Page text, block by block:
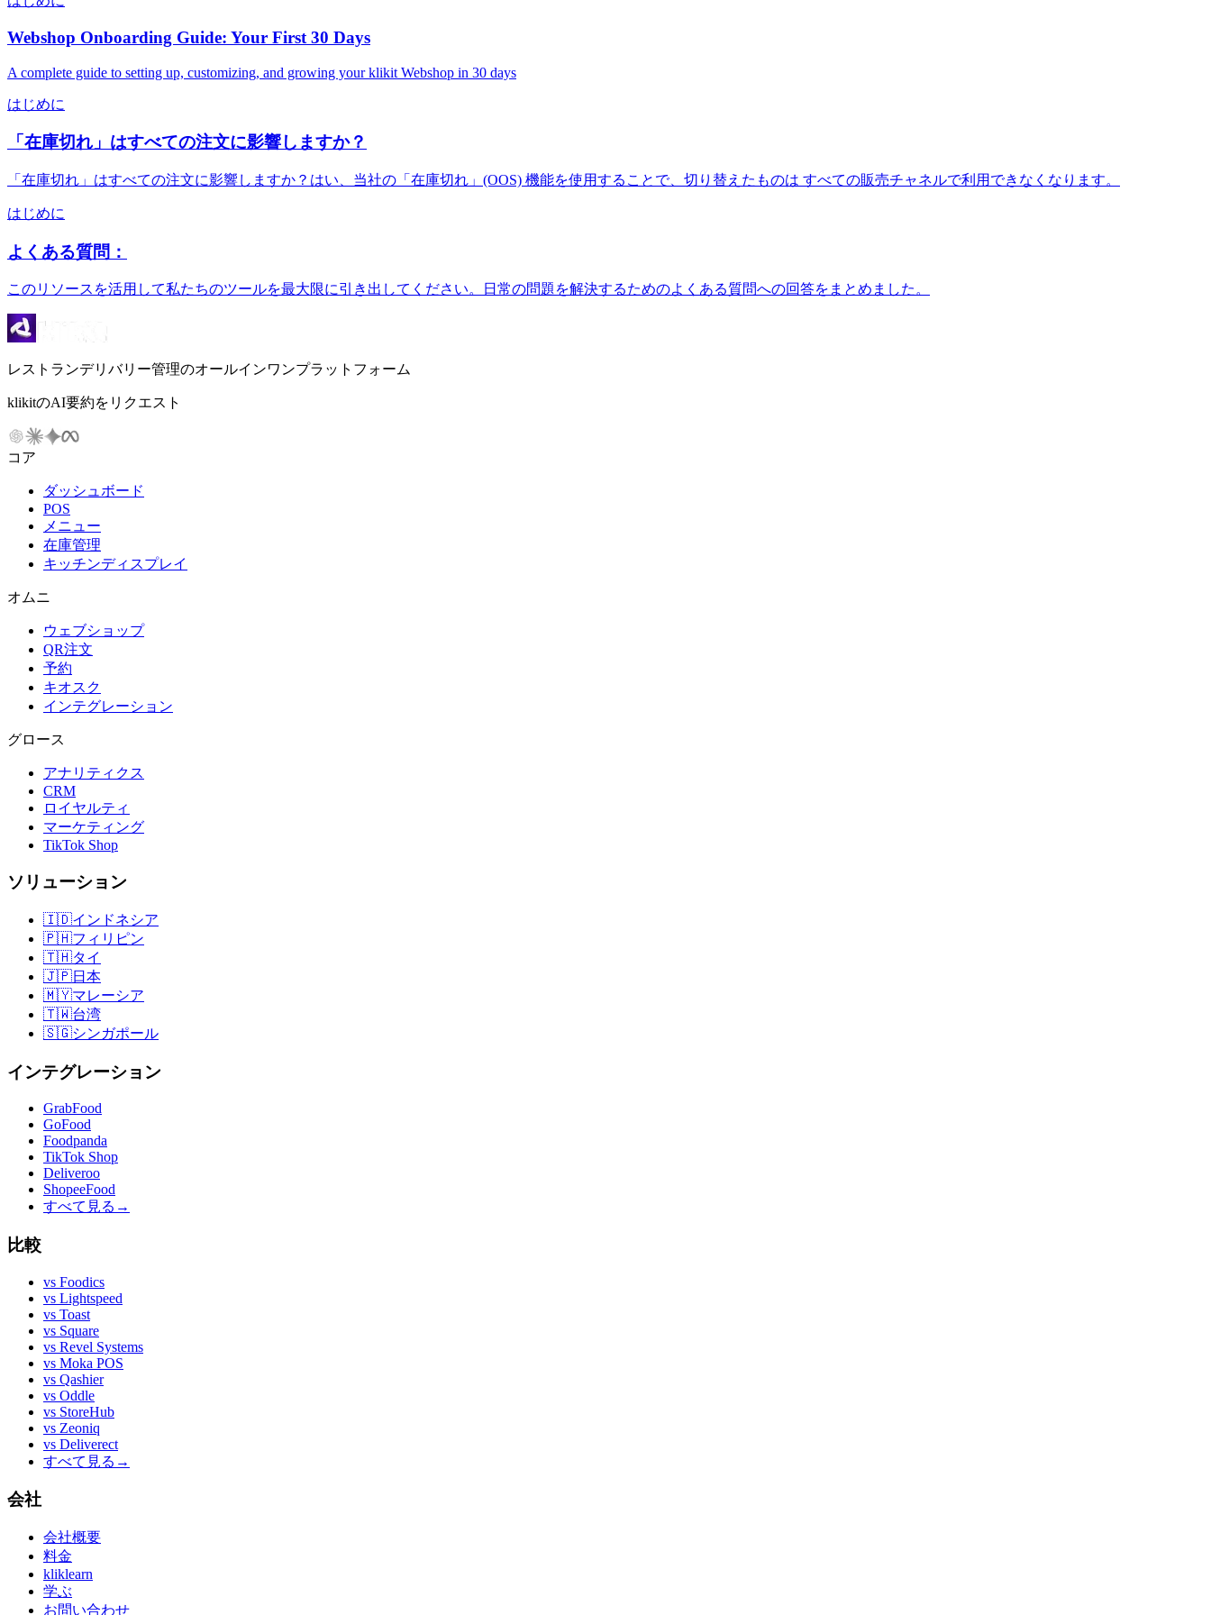
Webshop Onboarding Guide: Your First 30 Days
A complete guide to setting up, customizing, and growing your klikit Webshop in 30 days
はじめに
「在庫切れ」はすべての注文に影響しますか？
「在庫切れ」はすべての注文に影響しますか？はい、当社の「在庫切れ」(OOS) 機能を使用することで、切り替えたものは すべての販売チャネルで利用できなくなります。
はじめに
よくある質問：
このリソースを活用して私たちのツールを最大限に引き出してください。日常の問題を解決するためのよくある質問への回答をまとめました。
レストランデリバリー管理のオールインワンプラットフォーム
klikitのAI要約をリクエスト
コア
ダッシュボード
POS
メニュー
在庫管理
キッチンディスプレイ
オムニ
ウェブショップ
QR注文
予約
キオスク
インテグレーション
グロース
アナリティクス
CRM
ロイヤルティ
マーケティング
TikTok Shop
ソリューション
🇮🇩インドネシア
🇵🇭フィリピン
🇹🇭タイ
🇯🇵日本
🇲🇾マレーシア
🇹🇼台湾
🇸🇬シンガポール
インテグレーション
GrabFood
GoFood
Foodpanda
TikTok Shop
Deliveroo
ShopeeFood
すべて見る →
比較
vs Foodics
vs Lightspeed
vs Toast
vs Square
vs Revel Systems
vs Moka POS
vs Qashier
vs Oddle
vs StoreHub
vs Zeoniq
vs Deliverect
すべて見る →
会社
会社概要
料金
kliklearn
学ぶ
お問い合わせ